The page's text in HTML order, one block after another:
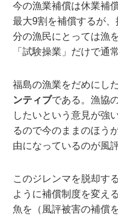
今の漁業補償は休業補
最大9割を補償するが
分の漁民にとっては漁
「試験操業」だけで通
福島の漁業をだめにし
ンティブである。漁協
したいという意見が強
るので今のままのほう
由になっているのが風
このジレンマを脱却す
ように補償制度を変え
魚を（風評被害の補償